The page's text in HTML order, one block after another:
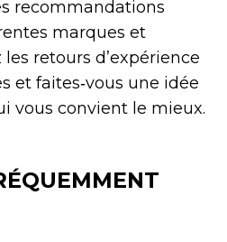
recommandations
marques et
retours d’expérience
et faites‑vous une idée
vous convient le mieux.